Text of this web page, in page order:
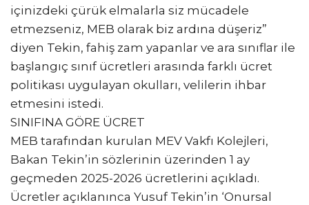
içinizdeki çürük elmalarla siz mücadele
etmezseniz, MEB olarak biz ardına düşeriz”
diyen Tekin, fahiş zam yapanlar ve ara sınıflar ile
başlangıç sınıf ücretleri arasında farklı ücret
politikası uygulayan okulları, velilerin ihbar
etmesini istedi.
SINIFINA GÖRE ÜCRET
MEB tarafından kurulan MEV Vakfı Kolejleri,
Bakan Tekin’in sözlerinin üzerinden 1 ay
geçmeden 2025-2026 ücretlerini açıkladı.
Ücretler açıklanınca Yusuf Tekin’in ‘Onursal